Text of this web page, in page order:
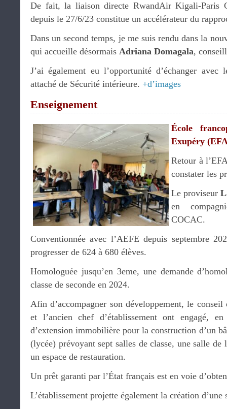
De fait, la liaison directe RwandAir Kigali-Paris
depuis le 27/6/23 constitue un accélérateur du
Dans un second temps, je me suis rendu dans la
qui accueille désormais Adriana Domagala,
J’ai également eu l’opportunité d’échanger
attaché de Sécurité intérieure. +d’images
Enseignement
École
Exupéry
Retour à
constater les
Le proviseur
en
COCAC.
Conventionnée avec l’AEFE depuis septembre
progresser de 624 à 680 élèves.
Homologuée jusqu’en 3eme, une demande
classe de seconde en 2024.
Afin d’accompagner son développement, le conseil
et l’ancien chef d’établissement ont engagé,
d’extension immobilière pour la construction d’un
(lycée) prévoyant sept salles de classe, une salle de
un espace de restauration.
Un prêt garanti par l’État français est en voie
L’établissement projette également la création